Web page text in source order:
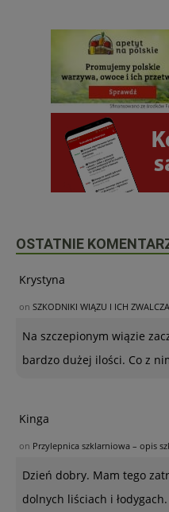
OSTATNIE
Krystyna
on SZKODNIKI WIĄZU I ICH
Na szczepionym wiązie
bardzo dużej ilości. Co z
Kinga
on Przylepnica szklarniowa – opis
Dzień dobry. Mam tego
dolnych liściach i